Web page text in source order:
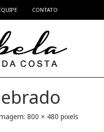
CONTATO
800 × 480 pixels